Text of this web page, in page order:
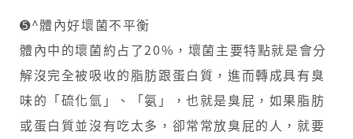
➎^體內好壞菌不平衡
體內中的壞菌約占了20%，壞菌主要特點就是會分
解沒完全被吸收的脂肪跟蛋白質，進而轉成具有臭
味的「硫化氫」、「氨」，也就是臭屁，如果脂肪
或蛋白質並沒有吃太多，卻常常放臭屁的人，就要